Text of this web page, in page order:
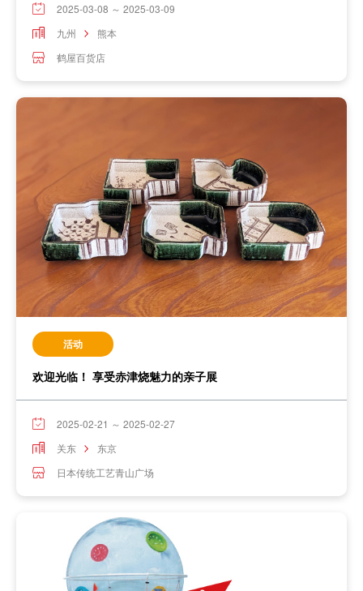
2025-03-08 ～ 2025-03-09
九州
熊本
鹤屋百货店
活动
欢迎光临！ 享受赤津烧魅力的亲子展
2025-02-21 ～ 2025-02-27
关东
东京
日本传统工艺青山广场